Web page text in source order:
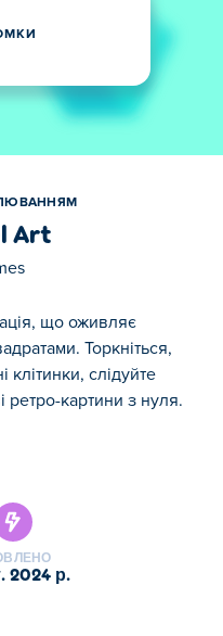
Art
що оживляє
Торкніться,
слідуйте
ретро-картини з нуля.
2024 р.